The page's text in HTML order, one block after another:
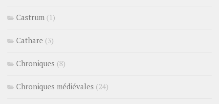
Castrum (1)
Cathare (3)
Chroniques (8)
Chroniques médiévales (24)